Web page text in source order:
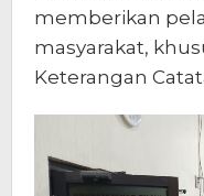
memberikan
masyarakat,
Keterangan